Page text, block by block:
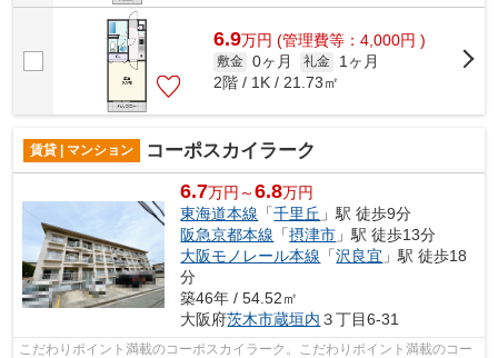
6.9万円 (管理費等：4,000円 )
敷金 0ヶ月 礼金
1ヶ月
2階 / 1K / 21.73㎡
賃貸 | マンション コーポスカイラーク
6.7万円～6.8万円
東海道本線 「千里丘 」駅 徒歩9分
阪急京都本線 「摂津市 」駅 徒歩13分
大阪モノレール本線 「沢良宜 」駅 徒歩18
分
築46年 / 54.52㎡
大阪府茨木市蔵垣内 ３丁目6-31
こだわりポイント満載のコーポスカイラーク。こだわりポイント満載のコー